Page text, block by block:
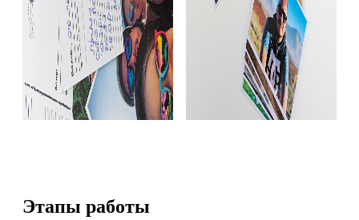
Этапы работы